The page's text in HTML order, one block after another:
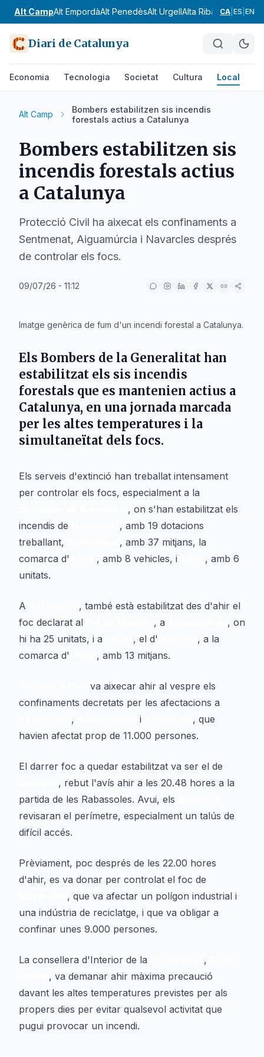
Alt CampAlt EmpordàAlt PenedèsAlt UrgellAlta RibagorçaAnoia
CA ES EN
Diari de Catalunya
Economia Tecnologia Societat Cultura Local
Alt Camp
Bombers estabilitzen sis incendis
forestals actius a Catalunya
Bombers estabilitzen sis
incendis forestals actius
a Catalunya
Protecció Civil ha aixecat els confinaments a
Sentmenat, Aiguamúrcia i Navarcles després
de controlar els focs.
09/07/26 - 11:12
Imatge genèrica de fum d'un incendi forestal a Catalunya.
Els Bombers de la Generalitat han
estabilitzat els sis incendis
forestals que es mantenien actius a
Catalunya, en una jornada marcada
per les altes temperatures i la
simultaneïtat dels focs.
Els serveis d'extinció han treballat intensament
per controlar els focs, especialment a la
, on s'han estabilitzat els
incendis de
, amb 19 dotacions
treballant,
, amb 37 mitjans, la
comarca d'
, amb 8 vehicles, i
, amb 6
unitats.
A
, també està estabilitzat des d'ahir el
foc declarat al
, a
, on
hi ha 25 unitats, i a
, el d'
, a la
comarca d'
, amb 13 mitjans.
va aixecar ahir al vespre els
confinaments decretats per les afectacions a
, i
, que
havien afectat prop de 11.000 persones.
El darrer foc a quedar estabilitzat va ser el de
, rebut l'avís ahir a les 20.48 hores a la
partida de les Rabassoles. Avui, els
revisaran el perímetre, especialment un talús de
difícil accés.
Prèviament, poc després de les 22.00 hores
d'ahir, es va donar per controlat el foc de
, que va afectar un polígon industrial i
una indústria de reciclatge, i que va obligar a
confinar unes 9.000 persones.
La consellera d'Interior de la ,
, va demanar ahir màxima precaució
davant les altes temperatures previstes per als
propers dies per evitar qualsevol activitat que
pugui provocar un incendi.